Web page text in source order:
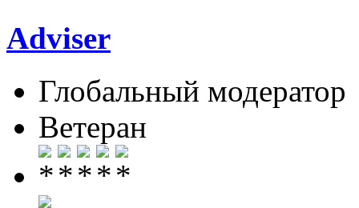
Adviser
Глобальный модератор
Ветеран